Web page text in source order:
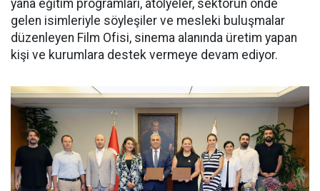
yana eğitim programları, atölyeler, sektörün önde
gelen isimleriyle söyleşiler ve mesleki buluşmalar
düzenleyen Film Ofisi, sinema alanında üretim yapan
kişi ve kurumlara destek vermeye devam ediyor.